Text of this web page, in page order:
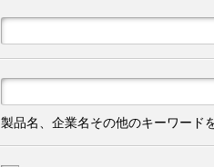
製品名、企業名その他のキーワード